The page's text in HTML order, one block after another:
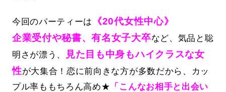
今回のパーティーは 《20代女性中心》
企業受付や秘書、有名女子大卒など、気品と聡
明さが漂う、
見た目も中身もハイクラスな女
性が大集合！恋に前向きな方が多数だから、カッ
プル率ももちろん高め★ 「こんなお相手と出会い